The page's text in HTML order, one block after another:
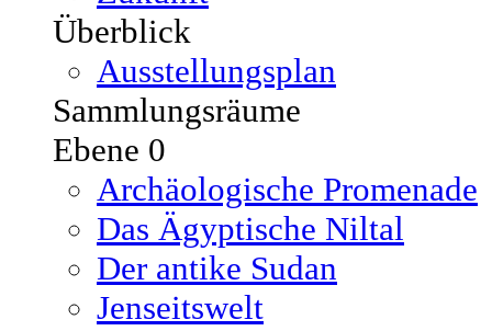
Überblick
Ausstellungsplan
Sammlungsräume
Ebene 0
Archäologische Promenade
Das Ägyptische Niltal
Der antike Sudan
Jenseitswelt